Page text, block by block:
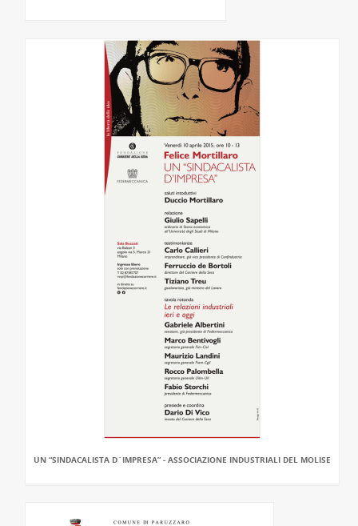
UN “SINDACALISTA D`IMPRESA” - ASSOCIAZIONE INDUSTRIALI DEL MOLISE